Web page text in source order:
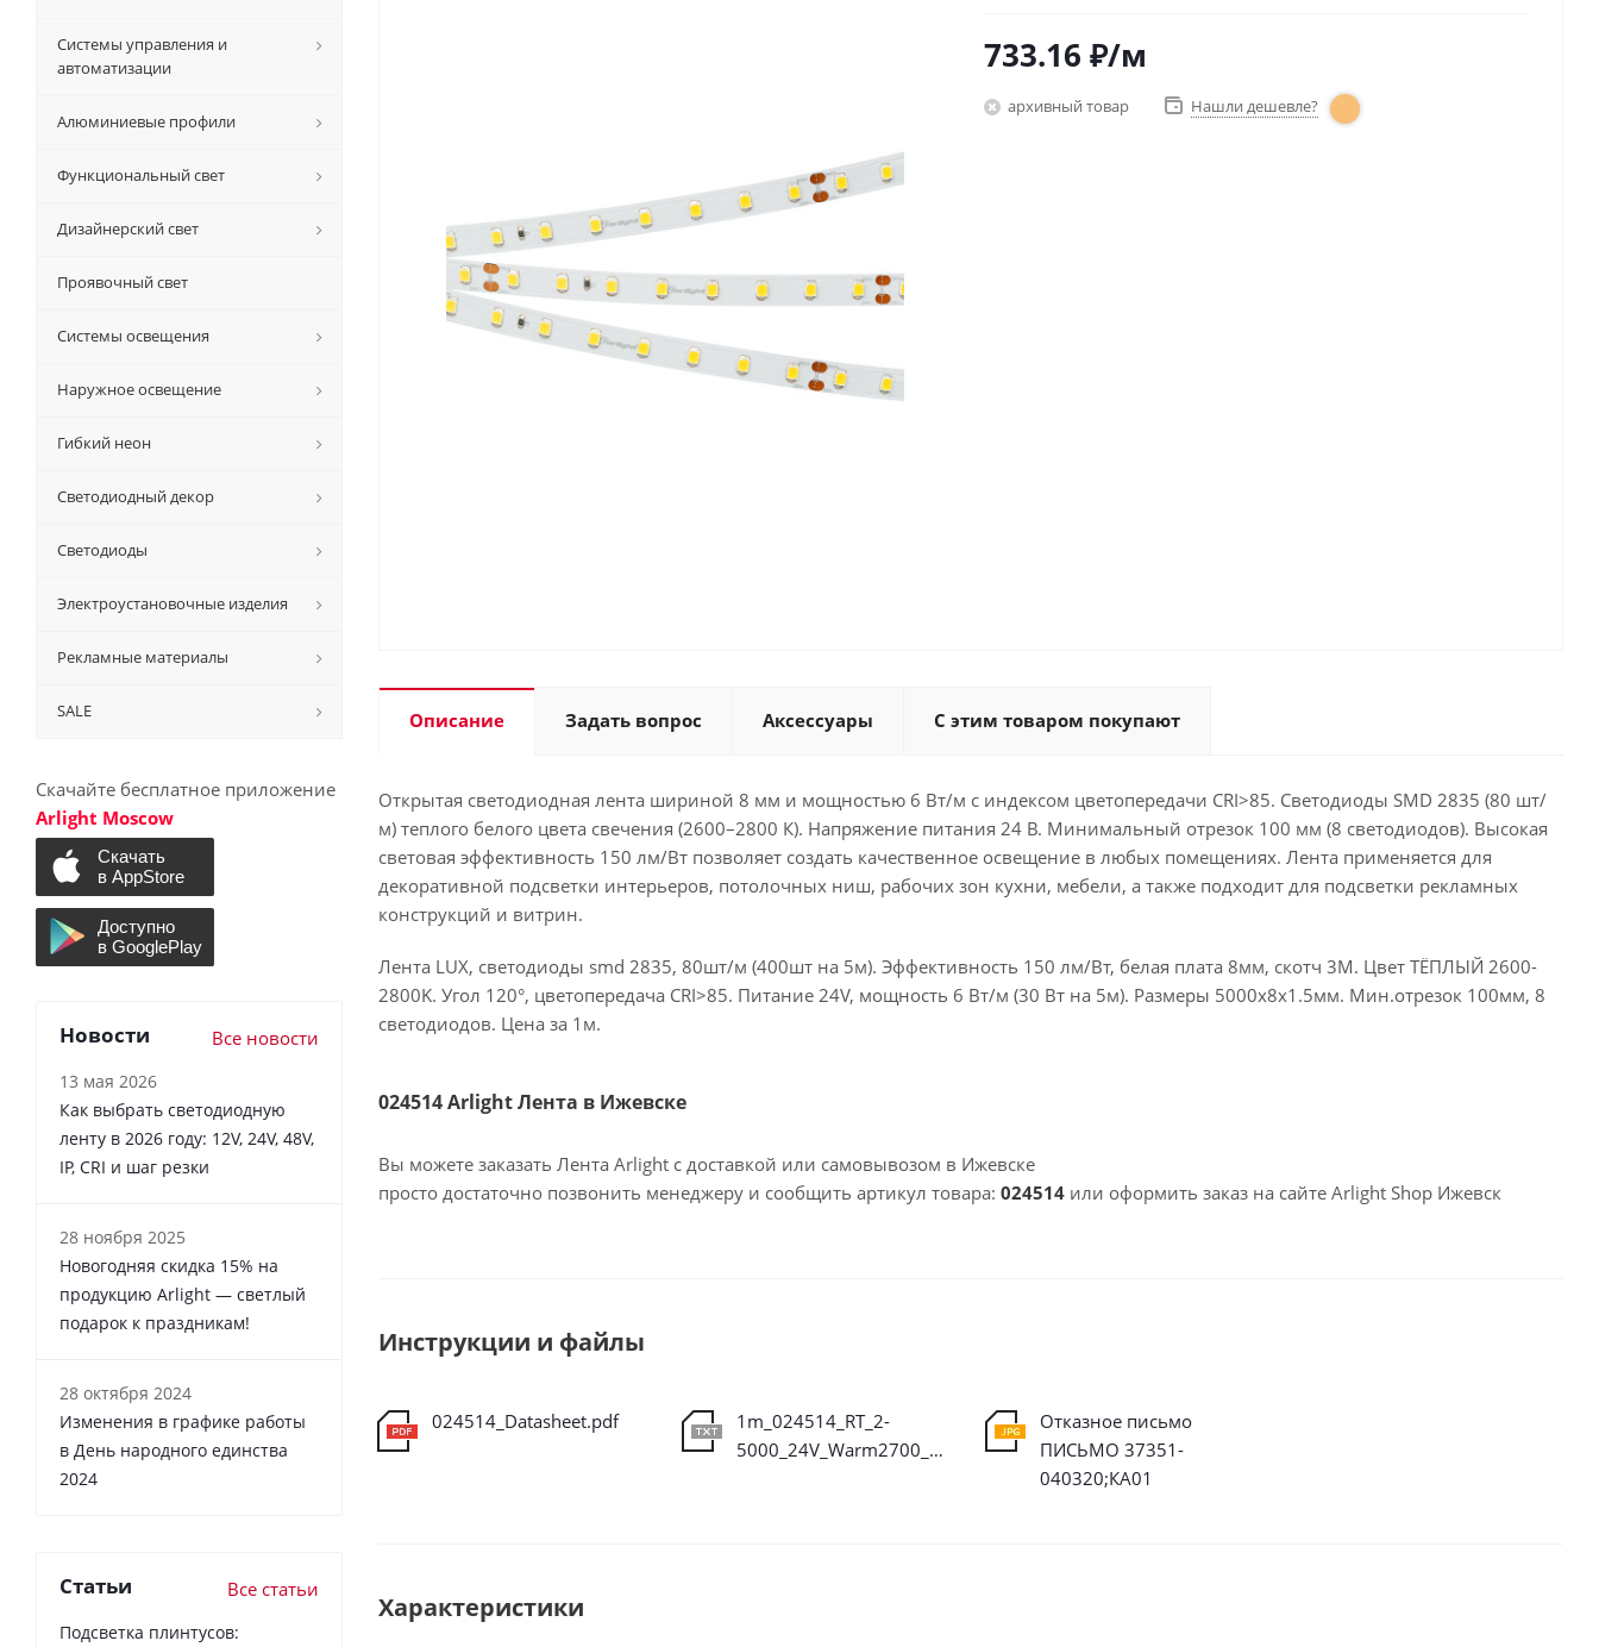
733.16 ₽/м
архивный товар Нашли дешевле?
Описание Задать вопрос Аксессуары С этим товаром покупают
Открытая светодиодная лента шириной 8 мм и мощностью 6 Вт/м с индексом цветопередачи CRI>85. Светодиоды SMD 2835 (80 шт/
м) теплого белого цвета свечения (2600–2800 К). Напряжение питания 24 В. Минимальный отрезок 100 мм (8 светодиодов). Высокая
световая эффективность 150 лм/Вт позволяет создать качественное освещение в любых помещениях. Лента применяется для
декоративной подсветки интерьеров, потолочных ниш, рабочих зон кухни, мебели, а также подходит для подсветки рекламных
конструкций и витрин.
Лента LUX, светодиоды smd 2835, 80шт/м (400шт на 5м). Эффективность 150 лм/Вт, белая плата 8мм, скотч 3М. Цвет ТЁПЛЫЙ 2600-
2800K. Угол 120°, цветопередача CRI>85. Питание 24V, мощность 6 Вт/м (30 Вт на 5м). Размеры 5000х8х1.5мм. Мин.отрезок 100мм, 8
светодиодов. Цена за 1м.
024514 Arlight Лента в Ижевске
Вы можете заказать Лента Arlight с доставкой или самовывозом в Ижевске
просто достаточно позвонить менеджеру и сообщить артикул товара: 024514 или оформить заказ на сайте Arlight Shop Ижевск
Инструкции и файлы
024514_Datasheet.pdf
1m_024514_RT_2-
5000_24V_Warm2700_2835_80_LEDm_LUX.ies
Отказное письмо
ПИСЬМО 37351-
040320;КА01
Характеристики
Системы управления и
автоматизации
Алюминиевые профили
Функциональный свет
Дизайнерский свет
Проявочный свет
Системы освещения
Наружное освещение
Гибкий неон
Светодиодный декор
Светодиоды
Электроустановочные изделия
Рекламные материалы
SALE
Скачайте бесплатное приложение
Arlight Moscow
Новости Все новости
13 мая 2026
Как выбрать светодиодную
ленту в 2026 году: 12V, 24V, 48V,
IP, CRI и шаг резки
28 ноября 2025
Новогодняя скидка 15% на
продукцию Arlight — светлый
подарок к праздникам!
28 октября 2024
Изменения в графике работы
в День народного единства
2024
Статьи Все статьи
Подсветка плинтусов: